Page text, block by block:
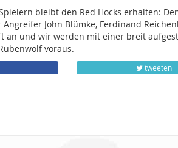
bleibt den Red Hocks erhalten:
John Blümke, Ferdinand
an und wir werden mit einer breit
voraus.
tweeten